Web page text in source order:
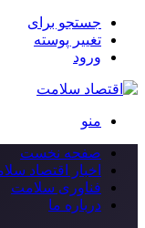
جستجو برای
تغییر پوسته
ورود
منو
صفحه نخست
اخبار اقتصاد
فناوری سلامت
درباره ما